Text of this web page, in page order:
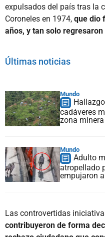
expulsados del país tras la
Coroneles en 1974, que dio
años, y tan solo
Últimas noticias
Mundo
cadáveres
zona
Mundo
Adulto
atropellado
empujaron
Las controvertidas
contribuyeron de forma